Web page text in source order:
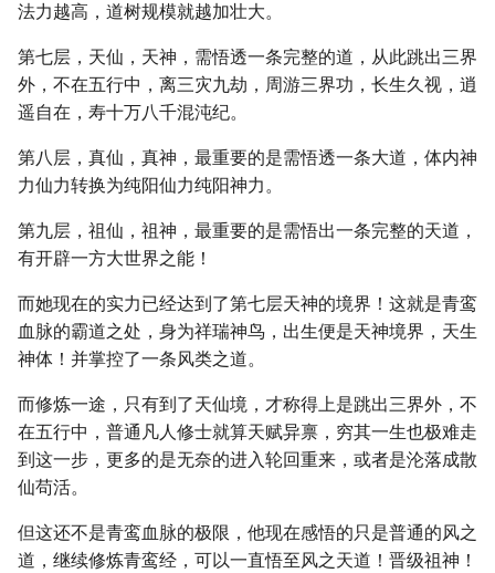
法力越高，道树规模就越加壮大。
第七层，天仙，天神，需悟透一条完整的道，从此跳出三界
外，不在五行中，离三灾九劫，周游三界功，长生久视，逍
遥自在，寿十万八千混沌纪。
第八层，真仙，真神，最重要的是需悟透一条大道，体内神
力仙力转换为纯阳仙力纯阳神力。
第九层，祖仙，祖神，最重要的是需悟出一条完整的天道，
有开辟一方大世界之能！
而她现在的实力已经达到了第七层天神的境界！这就是青鸾
血脉的霸道之处，身为祥瑞神鸟，出生便是天神境界，天生
神体！并掌控了一条风类之道。
而修炼一途，只有到了天仙境，才称得上是跳出三界外，不
在五行中，普通凡人修士就算天赋异禀，穷其一生也极难走
到这一步，更多的是无奈的进入轮回重来，或者是沦落成散
仙苟活。
但这还不是青鸾血脉的极限，他现在感悟的只是普通的风之
道，继续修炼青鸾经，可以一直悟至风之天道！晋级祖神！